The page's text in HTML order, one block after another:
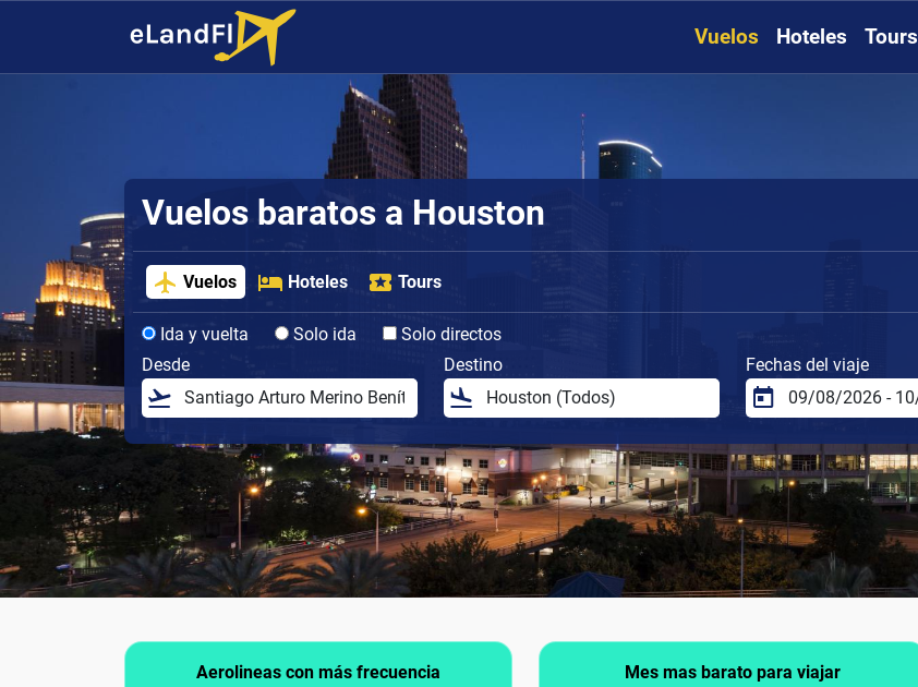
Vuelos Hoteles Tours
Vuelos baratos a Houston
Vuelos Hoteles Tours
Ida y vuelta Solo ida
Solo directos
Desde
Destino Fechas del viaje
Aerolineas con más frecuencia
Mes mas barato para viajar